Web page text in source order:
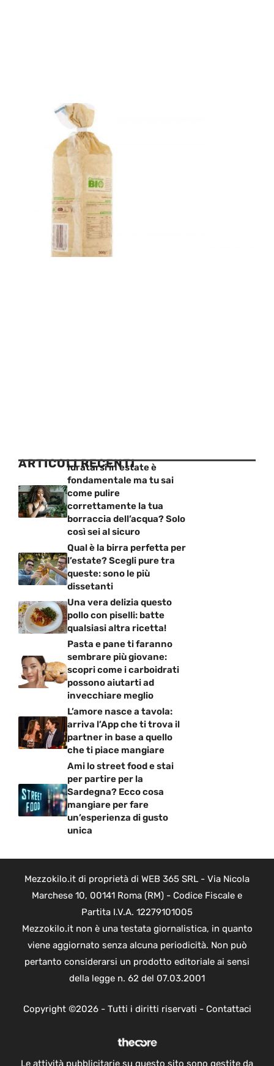
ARTICOLI RECENTI
Idratarsi in estate è
fondamentale ma tu sai
come pulire
correttamente la tua
borraccia dell’acqua? Solo
così sei al sicuro
Qual è la birra perfetta per
l’estate? Scegli pure tra
queste: sono le più
dissetanti
Una vera delizia questo
pollo con piselli: batte
qualsiasi altra ricetta!
Pasta e pane ti faranno
sembrare più giovane:
scopri come i carboidrati
possono aiutarti ad
invecchiare meglio
L’amore nasce a tavola:
arriva l’App che ti trova il
partner in base a quello
che ti piace mangiare
Ami lo street food e stai
per partire per la
Sardegna? Ecco cosa
mangiare per fare
un’esperienza di gusto
unica
Mezzokilo.it di proprietà di WEB 365 SRL - Via Nicola
Marchese 10, 00141 Roma (RM) - Codice Fiscale e
Partita I.V.A. 12279101005
Mezzokilo.it non è una testata giornalistica, in quanto
viene aggiornato senza alcuna periodicità. Non può
pertanto considerarsi un prodotto editoriale ai sensi
della legge n. 62 del 07.03.2001
Copyright ©2026 - Tutti i diritti riservati - Contattaci
Le attività pubblicitarie su questo sito sono gestite da